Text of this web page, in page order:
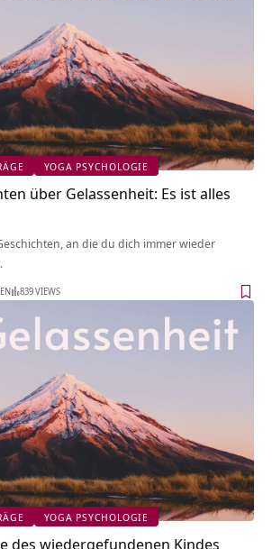
YOGA PSYCHOLOGIE
über Gelassenheit: Es ist alles
an die du dich immer wieder
839 VIEWS
YOGA PSYCHOLOGIE
des wiedergefundenen Kindes